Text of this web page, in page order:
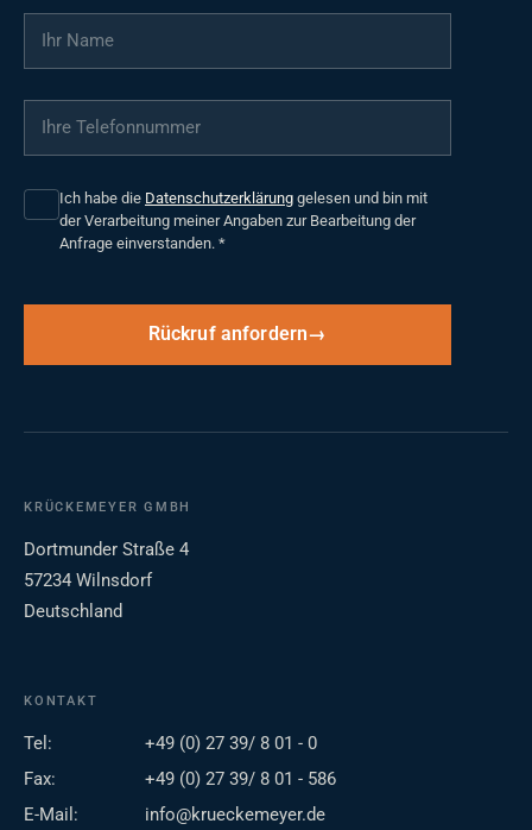
Ihr Name
Ihre Telefonnummer
Ich habe die Datenschutzerklärung gelesen und bin mit
der Verarbeitung meiner Angaben zur Bearbeitung der
Anfrage einverstanden. *
Rückruf anfordern
KRÜCKEMEYER GMBH
Dortmunder Straße 4
57234 Wilnsdorf
Deutschland
KONTAKT
Tel:
+49 (0) 27 39/ 8 01 - 0
Fax:
+49 (0) 27 39/ 8 01 - 586
E-Mail:
info@krueckemeyer.de